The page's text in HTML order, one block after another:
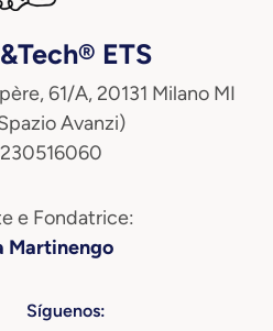
ETS
61/A, 20131 Milano MI
Avanzi)
e Fondatrice:
Martinengo
Síguenos: